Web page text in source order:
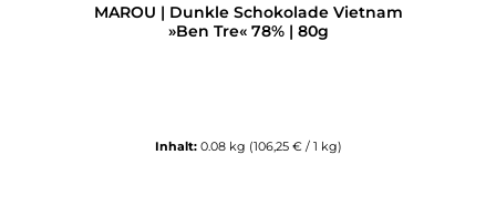
MAROU | Dunkle Schokolade Vietnam
»Ben Tre« 78% | 80g
Inhalt: 0.08 kg (106,25 € / 1 kg)